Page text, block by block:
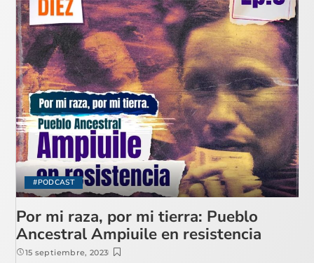
#PODCAST
Por mi raza, por mi tierra: Pueblo
Ancestral Ampiuile en resistencia
15 septiembre, 2023